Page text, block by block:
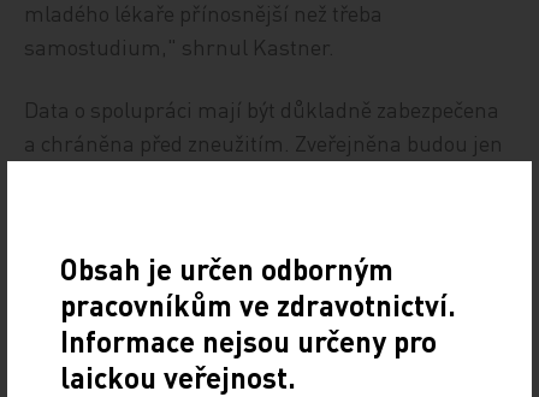
mladého lékaře přínosnější než třeba
samostudium," shrnul Kastner.
Data o spolupráci mají být důkladně zabezpečena
a chráněna před zneužitím. Zveřejněna budou jen
příjmení, pracoviště a čísla od profesní komory. U
zdravotnického zařízení je pro hledání vedle adresy
nutné také jeho IČO.
Obsah je určen odborným
pracovníkům ve zdravotnictví.
Informace nejsou určeny pro
laickou veřejnost.